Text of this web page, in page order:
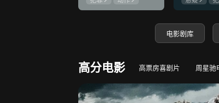
刘俊孝
康磊
郑恺
电影剧库
高分电影 高票房喜剧片 周星驰